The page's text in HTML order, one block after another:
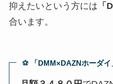
抑えたいという方には 「
合います。
⚽️「DMM×DAZNホーダイ